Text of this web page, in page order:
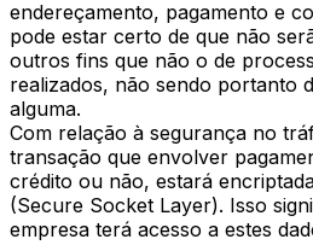
endereçamento, pagamento e
pode estar certo de que não
outros fins que não o de
realizados, não sendo portanto
alguma.
Com relação à segurança no
transação que envolver
crédito ou não, estará
(Secure Socket Layer). Isso
empresa terá acesso a estes